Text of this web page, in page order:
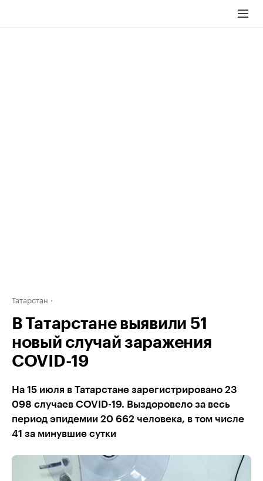
Татарстан
В Татарстане выявили 51
новый случай заражения
COVID-19
На 15 июля в Татарстане зарегистрировано 23
098 случаев COVID-19. Выздоровело за весь
период эпидемии 20 662 человека, в том числе
41 за минувшие сутки